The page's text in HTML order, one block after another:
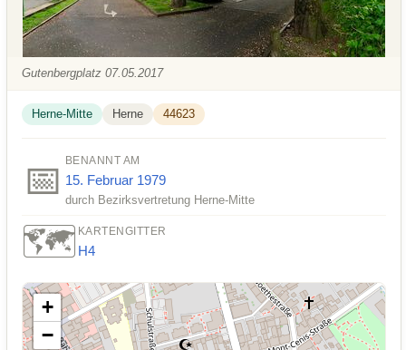
Gutenbergplatz 07.05.2017
Herne-Mitte Herne 44623
📅 BENANNT AM
15. Februar 1979
durch Bezirksvertretung Herne-Mitte
🗺️ KARTENGITTER
H4
+
−